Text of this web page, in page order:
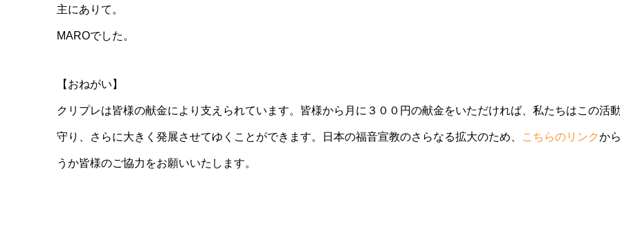
主にありて。
MAROでした。
【おねがい】
クリプレは皆様の献金により支えられています。皆様から月に３００円の献金をいただければ、私たちはこの活
守り、さらに大きく発展させてゆくことができます。日本の福音宣教のさらなる拡大のため、 こちらのリンクか
うか皆様のご協力をお願いいたします。